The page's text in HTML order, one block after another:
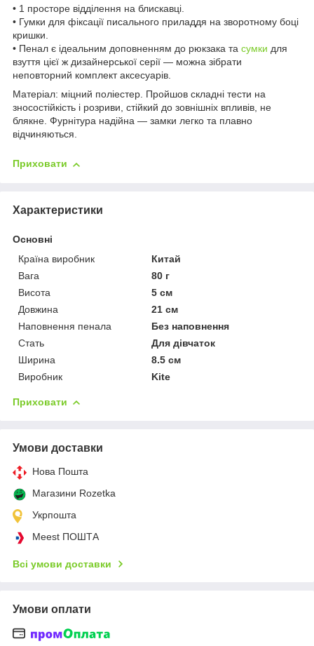
• 1 просторе відділення на блискавці.
• Гумки для фіксації писального приладдя на зворотному боці
кришки.
• Пенал є ідеальним доповненням до рюкзака та сумки для
взуття цієї ж дизайнерської серії — можна зібрати
неповторний комплект аксесуарів.
Матеріал: міцний поліестер. Пройшов складні тести на
зносостійкість і розриви, стійкий до зовнішніх впливів, не
блякне. Фурнітура надійна — замки легко та плавно
відчиняються.
Приховати
Характеристики
Основні
Країна виробник
Китай
Вага
80 г
Висота
5 см
Довжина
21 см
Наповнення пенала
Без наповнення
Стать
Для дівчаток
Ширина
8.5 см
Виробник
Kite
Приховати
Умови доставки
Нова Пошта
Магазини Rozetka
Укрпошта
Meest ПОШТА
Всі умови доставки
Умови оплати